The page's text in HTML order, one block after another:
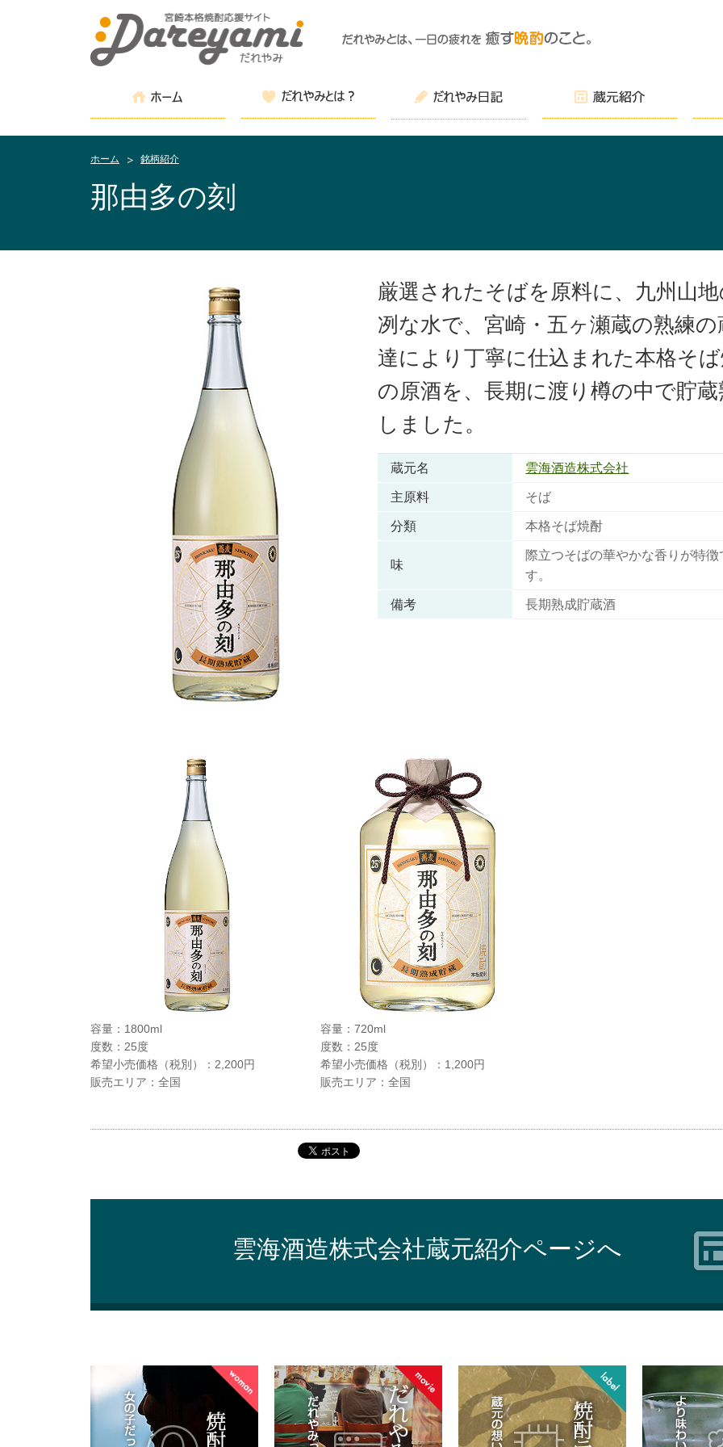
ホーム 銘柄紹介
那由多の刻
厳選されたそばを原料に、九州山
冽な水で、宮崎・五ヶ瀬蔵の熟練の
達により丁寧に仕込まれた本格そ
の原酒を、長期に渡り樽の中で貯蔵
しました。
蔵元名 雲海酒造株式会社
主原料 そば
分類 本格そば焼酎
味
際立つそばの華やかな香りが特徴
す。
備考 長期熟成貯蔵酒
容量：1800ml
度数：25度
希望小売価格（税別）：2,200円
販売エリア：全国
容量：720ml
度数：25度
希望小売価格（税別）：1,200円
販売エリア：全国
雲海酒造株式会社蔵元紹介ページへ